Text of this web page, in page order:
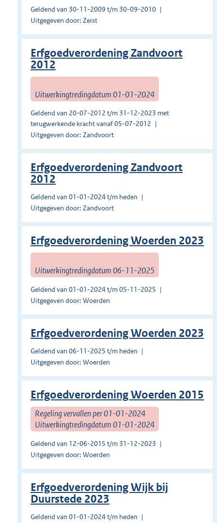
Geldend van 30-11-2009 t/m 30-09-2010
Uitgegeven door: Zeist
Erfgoedverordening Zandvoort
2012
Uitwerkingtredingdatum 01-01-2024
Geldend van 20-07-2012 t/m 31-12-2023 met
terugwerkende kracht vanaf 05-07-2012
Uitgegeven door: Zandvoort
Erfgoedverordening Zandvoort
2012
Geldend van 01-01-2024 t/m heden
Uitgegeven door: Zandvoort
Erfgoedverordening Woerden 2023
Uitwerkingtredingdatum 06-11-2025
Geldend van 01-01-2024 t/m 05-11-2025
Uitgegeven door: Woerden
Erfgoedverordening Woerden 2023
Geldend van 06-11-2025 t/m heden
Uitgegeven door: Woerden
Erfgoedverordening Woerden 2015
Regeling vervallen per 01-01-2024
Uitwerkingtredingdatum 01-01-2024
Geldend van 12-06-2015 t/m 31-12-2023
Uitgegeven door: Woerden
Erfgoedverordening Wijk bij
Duurstede 2023
Geldend van 01-01-2024 t/m heden